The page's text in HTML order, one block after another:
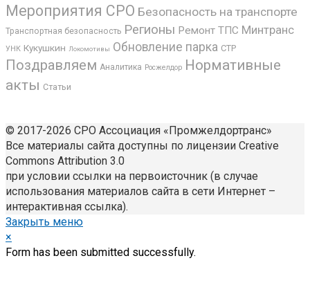
Мероприятия СРО Безопасность на транспорте
Транспортная безопасность Регионы Ремонт ТПС Минтранс
УНК Кукушкин Локомотивы Обновление парка СТР
Поздравляем Аналитика Росжелдор Нормативные
акты Статьи
© 2017-2026 СРО Ассоциация «Промжелдортранс»
Все материалы сайта доступны по лицензии Creative
Commons Attribution 3.0
при условии ссылки на первоисточник (в случае
использования материалов сайта в сети Интернет –
интерактивная ссылка).
Закрыть меню
×
Form has been submitted successfully.